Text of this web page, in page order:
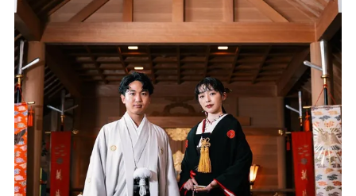
叶う！
挙式料全額プレゼントの嬉しい特典付き
詳しくはプランページへ